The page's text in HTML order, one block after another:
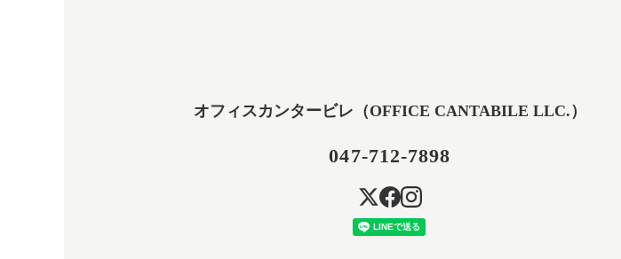
オフィスカンタービレ（OFFICE CANTABILE LLC.）
047-712-7898